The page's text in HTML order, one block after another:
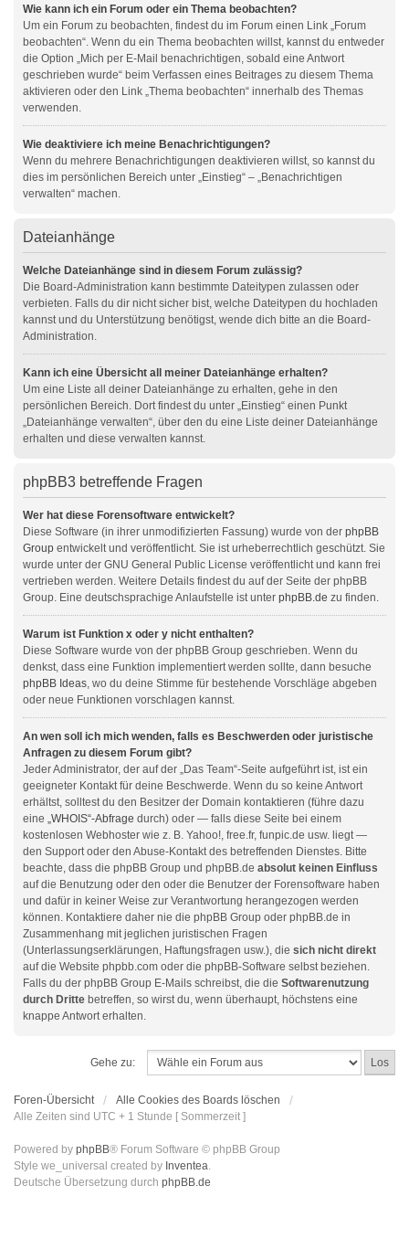
Wie kann ich ein Forum oder ein Thema beobachten?
Um ein Forum zu beobachten, findest du im Forum einen Link „Forum
beobachten“. Wenn du ein Thema beobachten willst, kannst du entweder
die Option „Mich per E-Mail benachrichtigen, sobald eine Antwort
geschrieben wurde“ beim Verfassen eines Beitrages zu diesem Thema
aktivieren oder den Link „Thema beobachten“ innerhalb des Themas
verwenden.
Wie deaktiviere ich meine Benachrichtigungen?
Wenn du mehrere Benachrichtigungen deaktivieren willst, so kannst du
dies im persönlichen Bereich unter „Einstieg“ – „Benachrichtigen
verwalten“ machen.
Dateianhänge
Welche Dateianhänge sind in diesem Forum zulässig?
Die Board-Administration kann bestimmte Dateitypen zulassen oder
verbieten. Falls du dir nicht sicher bist, welche Dateitypen du hochladen
kannst und du Unterstützung benötigst, wende dich bitte an die Board-
Administration.
Kann ich eine Übersicht all meiner Dateianhänge erhalten?
Um eine Liste all deiner Dateianhänge zu erhalten, gehe in den
persönlichen Bereich. Dort findest du unter „Einstieg“ einen Punkt
„Dateianhänge verwalten“, über den du eine Liste deiner Dateianhänge
erhalten und diese verwalten kannst.
phpBB3 betreffende Fragen
Wer hat diese Forensoftware entwickelt?
Diese Software (in ihrer unmodifizierten Fassung) wurde von der phpBB
Group entwickelt und veröffentlicht. Sie ist urheberrechtlich geschützt. Sie
wurde unter der GNU General Public License veröffentlicht und kann frei
vertrieben werden. Weitere Details findest du auf der Seite der phpBB
Group. Eine deutschsprachige Anlaufstelle ist unter phpBB.de zu finden.
Warum ist Funktion x oder y nicht enthalten?
Diese Software wurde von der phpBB Group geschrieben. Wenn du
denkst, dass eine Funktion implementiert werden sollte, dann besuche
phpBB Ideas, wo du deine Stimme für bestehende Vorschläge abgeben
oder neue Funktionen vorschlagen kannst.
An wen soll ich mich wenden, falls es Beschwerden oder juristische
Anfragen zu diesem Forum gibt?
Jeder Administrator, der auf der „Das Team“-Seite aufgeführt ist, ist ein
geeigneter Kontakt für deine Beschwerde. Wenn du so keine Antwort
erhältst, solltest du den Besitzer der Domain kontaktieren (führe dazu
eine „WHOIS“-Abfrage durch) oder — falls diese Seite bei einem
kostenlosen Webhoster wie z. B. Yahoo!, free.fr, funpic.de usw. liegt —
den Support oder den Abuse-Kontakt des betreffenden Dienstes. Bitte
beachte, dass die phpBB Group und phpBB.de absolut keinen Einfluss
auf die Benutzung oder den oder die Benutzer der Forensoftware haben
und dafür in keiner Weise zur Verantwortung herangezogen werden
können. Kontaktiere daher nie die phpBB Group oder phpBB.de in
Zusammenhang mit jeglichen juristischen Fragen
(Unterlassungserklärungen, Haftungsfragen usw.), die sich nicht direkt
auf die Website phpbb.com oder die phpBB-Software selbst beziehen.
Falls du der phpBB Group E-Mails schreibst, die die Softwarenutzung
durch Dritte betreffen, so wirst du, wenn überhaupt, höchstens eine
knappe Antwort erhalten.
Gehe zu:
Foren-Übersicht
Alle Cookies des Boards löschen
Alle Zeiten sind UTC + 1 Stunde [ Sommerzeit ]
Powered by phpBB® Forum Software © phpBB Group
Style we_universal created by Inventea.
Deutsche Übersetzung durch phpBB.de